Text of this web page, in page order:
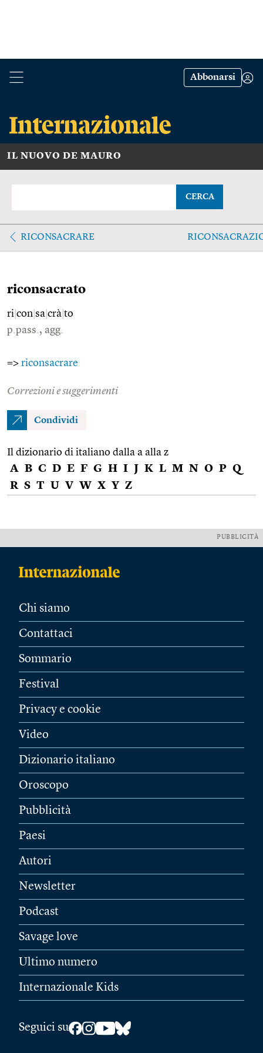
Abbonarsi
IL NUOVO DE MAURO
CERCA
RICONSACRARE
riconsacrato
ri con sa crà to
p.pass., agg.
=> riconsacrare
Correzioni e suggerimenti
Condividi
Il dizionario di italiano dalla a alla z
A B C D E F G H I J K L M N O P Q
R S T U V W X Y Z
PUBBLICITÀ
Chi siamo
Contattaci
Sommario
Festival
Privacy e cookie
Video
Dizionario italiano
Oroscopo
Pubblicità
Paesi
Autori
Newsletter
Podcast
Savage love
Ultimo numero
Internazionale Kids
Seguici su